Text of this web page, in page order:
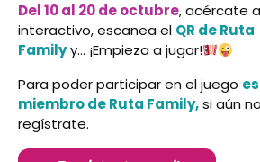
Del 10 al 20 de octubre, acércate
interactivo, escanea el QR de Ruta
Familyy… ¡Empieza a jugar!
Para poder participar en el juego
miembro de Ruta Family,si aún
regístrate.